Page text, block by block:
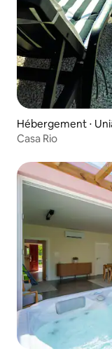
Hébergement ⋅
ra do Mondego e
Casa Rio